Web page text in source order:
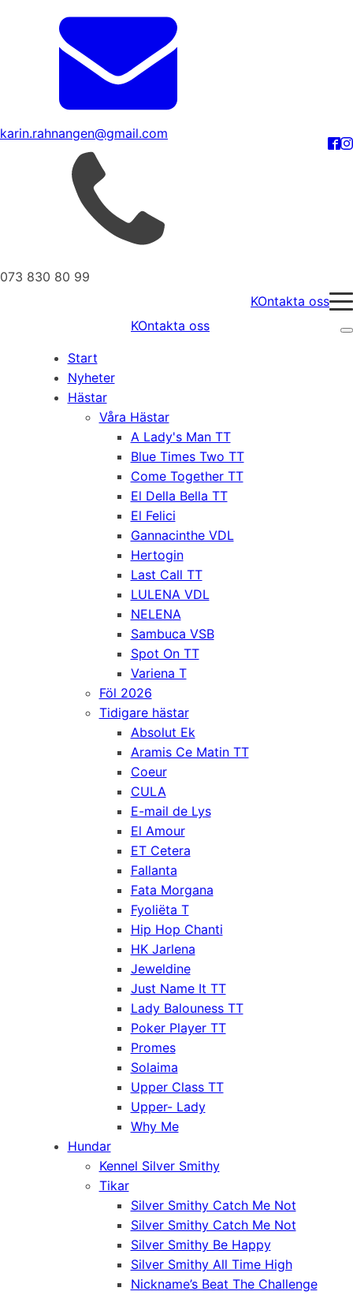
karin.rahnangen@gmail.com
073 830 80 99
KOntakta oss
KOntakta oss
Start
Nyheter
Hästar
Våra Hästar
A Lady's Man TT
Blue Times Two TT
Come Together TT
El Della Bella TT
El Felici
Gannacinthe VDL
Hertogin
Last Call TT
LULENA VDL
NELENA
Sambuca VSB
Spot On TT
Variena T
Föl 2026
Tidigare hästar
Absolut Ek
Aramis Ce Matin TT
Coeur
CULA
E-mail de Lys
El Amour
ET Cetera
Fallanta
Fata Morgana
Fyoliëta T
Hip Hop Chanti
HK Jarlena
Jeweldine
Just Name It TT
Lady Balouness TT
Poker Player TT
Promes
Solaima
Upper Class TT
Upper- Lady
Why Me
Hundar
Kennel Silver Smithy
Tikar
Silver Smithy Catch Me Not
Silver Smithy Catch Me Not
Silver Smithy Be Happy
Silver Smithy All Time High
Nickname’s Beat The Challenge